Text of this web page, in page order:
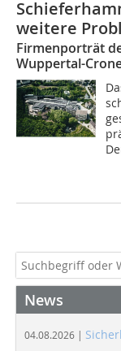
weitere
Firmenporträt
Wuppertal-
News
04.08.2026 |